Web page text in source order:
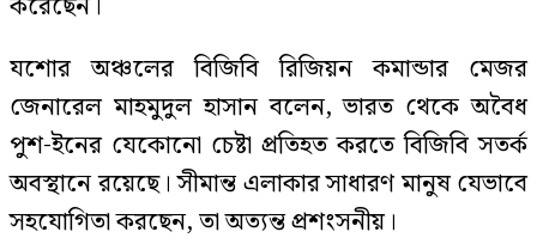
যশোর অঞ্চলের বিজিবি রিজিয়ন কমান্ডার মেজর
জেনারেল মাহমুদুল হাসান বলেন, ভারত থেকে অবৈধ
পুশ-ইনের যেকোনো চেষ্টা প্রতিহত করতে বিজিবি সতর্ক
অবস্থানে রয়েছে। সীমান্ত এলাকার সাধারণ মানুষ যেভাবে
সহযোগিতা করছেন, তা অত্যন্ত প্রশংসনীয়।